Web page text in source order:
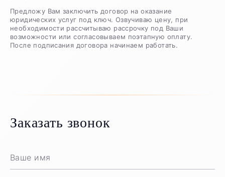
Предложу Вам заключить договор на оказание
юридических услуг под ключ. Озвучиваю цену, при
необходимости рассчитываю рассрочку под Ваши
возможности или согласовываем поэтапную оплату.
После подписания договора начинаем работать.
Заказать звонок
Ваше имя